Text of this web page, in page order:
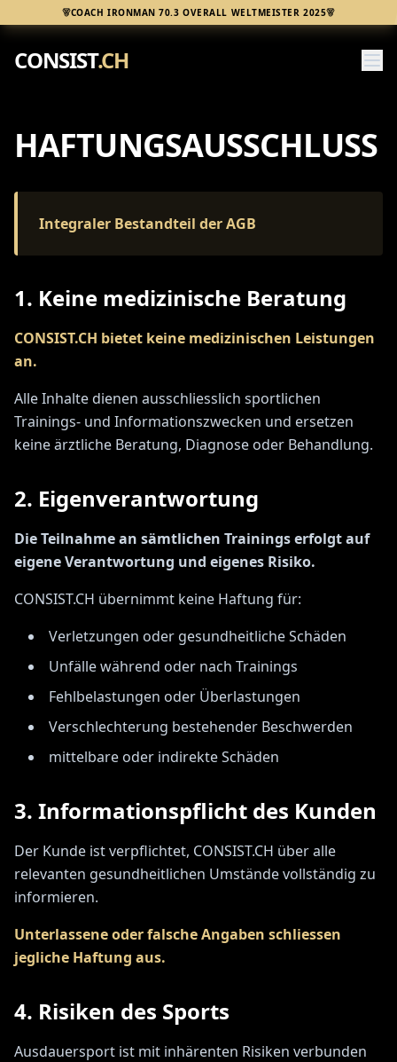
COACH IRONMAN 70.3 OVERALL WELTMEISTER 2025
CONSIST.CH
HAFTUNGSAUSSCHLUSS
Integraler Bestandteil der AGB
1. Keine medizinische Beratung
CONSIST.CH bietet keine medizinischen Leistungen
an.
Alle Inhalte dienen ausschliesslich sportlichen
Trainings- und Informationszwecken und ersetzen
keine ärztliche Beratung, Diagnose oder Behandlung.
2. Eigenverantwortung
Die Teilnahme an sämtlichen Trainings erfolgt auf
eigene Verantwortung und eigenes Risiko.
CONSIST.CH übernimmt keine Haftung für:
Verletzungen oder gesundheitliche Schäden
Unfälle während oder nach Trainings
Fehlbelastungen oder Überlastungen
Verschlechterung bestehender Beschwerden
mittelbare oder indirekte Schäden
3. Informationspflicht des Kunden
Der Kunde ist verpflichtet, CONSIST.CH über alle
relevanten gesundheitlichen Umstände vollständig zu
informieren.
Unterlassene oder falsche Angaben schliessen
jegliche Haftung aus.
4. Risiken des Sports
Ausdauersport ist mit inhärenten Risiken verbunden